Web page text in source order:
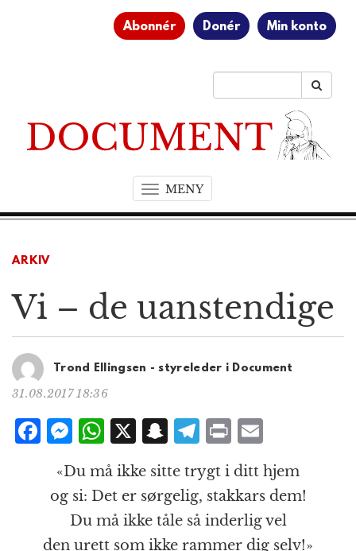
Abonnér Donér Min konto
MENYT
o
a
g
i
ARKIV
Vi – de uanstendige
Trond Ellingsen - styreleder i Document
31.08.2017 18:36
F
e
b
M
ss
e
n
W
h
at
s
A
X S
a
p
c
T
e
g
r
P
ri
n
t
m
ai
l
«Du må ikke sitte trygt i ditt hjem
og si: Det er sørgelig, stakkars dem!
Du må ikke tåle så inderlig vel
den urett som ikke rammer dig selv!»